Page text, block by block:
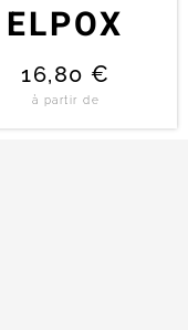
ELPOX
16,80 €
à partir de